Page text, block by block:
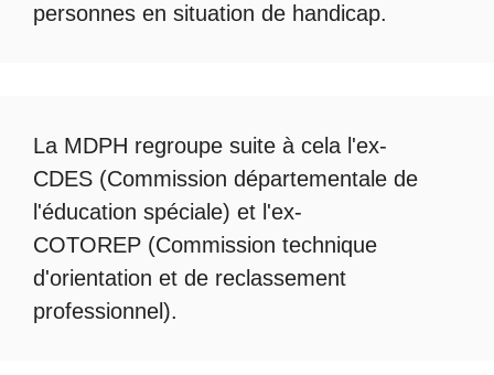
personnes en situation de handicap.
La MDPH regroupe suite à cela l'ex-
CDES (Commission départementale de
l'éducation spéciale) et l'ex-
COTOREP (Commission technique
d'orientation et de reclassement
professionnel).